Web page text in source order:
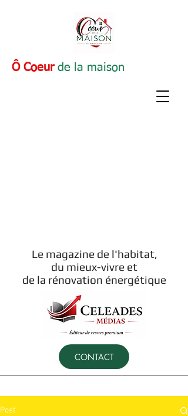
Le magazine de l'habitat,
du mieux-vivre et
de la rénovation énergétique
Ô Coeur de la maison
CONTACT
Post